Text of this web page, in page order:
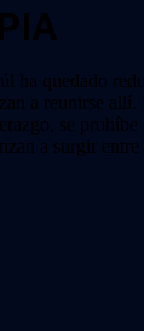
ha quedado
a reunirse
se
a surgir